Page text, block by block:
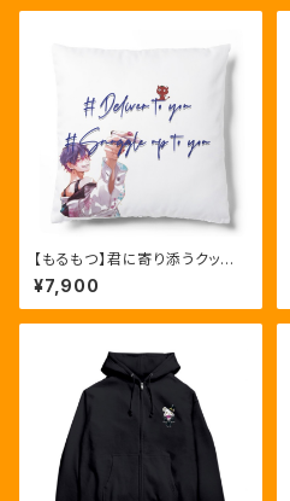
【もるもつ】君に寄り添うクッショ
ン
¥7,900